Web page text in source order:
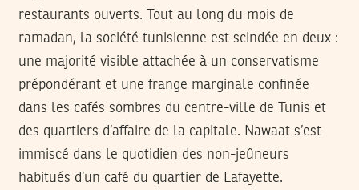
restaurants ouverts. Tout au long du mois de
ramadan, la société tunisienne est scindée en deux :
une majorité visible attachée à un conservatisme
prépondérant et une frange marginale confinée
dans les cafés sombres du centre-ville de Tunis et
des quartiers d’affaire de la capitale. Nawaat s’est
immiscé dans le quotidien des non-jeûneurs
habitués d’un café du quartier de Lafayette.